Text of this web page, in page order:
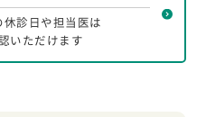
診日や担当医は
いただけます